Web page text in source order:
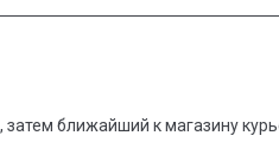
ближайший к магазину